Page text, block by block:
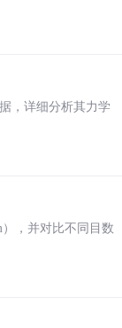
，详细分析其力学
，并对比不同目数